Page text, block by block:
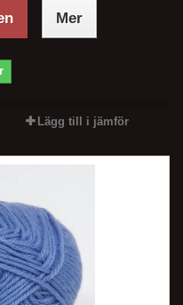
Mer
Lägg till i jämför